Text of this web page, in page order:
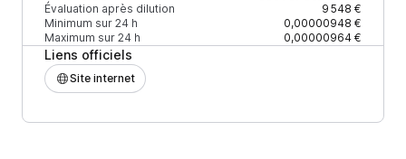
Évaluation après dilution
9 548 €
Minimum sur 24 h
0,00000948 €
Maximum sur 24 h
0,00000964 €
Liens officiels
Site internet